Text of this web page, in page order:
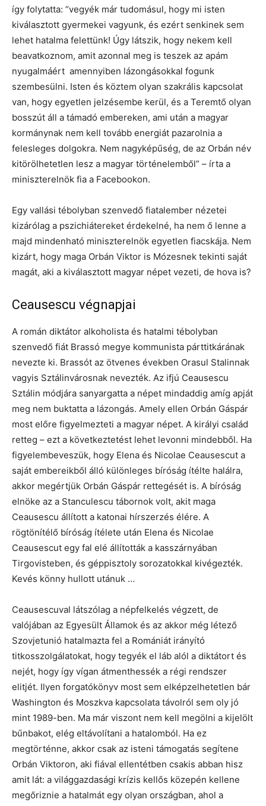
így folytatta: “vegyék már tudomásul, hogy mi isten
kiválasztott gyermekei vagyunk, és ezért senkinek sem
lehet hatalma felettünk! Úgy látszik, hogy nekem kell
beavatkoznom, amit azonnal meg is teszek az apám
nyugalmáért amennyiben lázongásokkal fogunk
szembesülni. Isten és köztem olyan szakrális kapcsolat
van, hogy egyetlen jelzésembe kerül, és a Teremtő olyan
bosszút áll a támadó embereken, ami után a magyar
kormánynak nem kell tovább energiát pazarolnia a
felesleges dolgokra. Nem nagyképűség, de az Orbán név
kitörölhetetlen lesz a magyar történelemből” – írta a
miniszterelnök fia a Facebookon.
Egy vallási tébolyban szenvedő fiatalember nézetei
kizárólag a pszichiátereket érdekelné, ha nem ő lenne a
majd mindenható miniszterelnök egyetlen fiacskája. Nem
kizárt, hogy maga Orbán Viktor is Mózesnek tekinti saját
magát, aki a kiválasztott magyar népet vezeti, de hova is?
Ceausescu végnapjai
A román diktátor alkoholista és hatalmi tébolyban
szenvedő fiát Brassó megye kommunista párttitkárának
nevezte ki. Brassót az ötvenes években Orasul Stalinnak
vagyis Sztálinvárosnak nevezték. Az ifjú Ceausescu
Sztálin módjára sanyargatta a népet mindaddig amíg apját
meg nem buktatta a lázongás. Amely ellen Orbán Gáspár
most előre figyelmezteti a magyar népet. A királyi család
retteg – ezt a következtetést lehet levonni mindebből. Ha
figyelembeveszük, hogy Elena és Nicolae Ceausescut a
saját embereikből álló különleges bíróság ítélte halálra,
akkor megértjük Orbán Gáspár rettegését is. A bíróság
elnöke az a Stanculescu tábornok volt, akit maga
Ceausescu állított a katonai hírszerzés élére. A
rögtönítélő bíróság ítélete után Elena és Nicolae
Ceausescut egy fal elé állították a kasszárnyában
Tirgovisteben, és géppisztoly sorozatokkal kivégezték.
Kevés könny hullott utánuk …
Ceausescuval látszólag a népfelkelés végzett, de
valójában az Egyesült Államok és az akkor még létező
Szovjetunió hatalmazta fel a Romániát irányító
titkosszolgálatokat, hogy tegyék el láb alól a diktátort és
nejét, hogy így vígan átmenthessék a régi rendszer
elitjét. Ilyen forgatókönyv most sem elképzelhetetlen bár
Washington és Moszkva kapcsolata távolról sem oly jó
mint 1989-ben. Ma már viszont nem kell megölni a kijelölt
bűnbakot, elég eltávolítani a hatalomból. Ha ez
megtörténne, akkor csak az isteni támogatás segítene
Orbán Viktoron, aki fiával ellentétben csakis abban hisz
amit lát: a világgazdasági krízis kellős közepén kellene
megőriznie a hatalmát egy olyan országban, ahol a